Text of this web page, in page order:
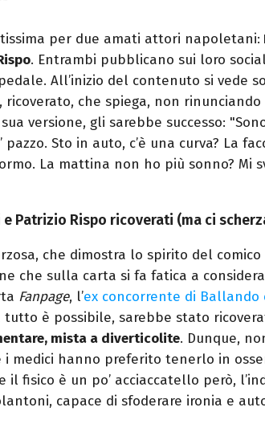
settimanali, siti e agenzie,
per due amati attori napoletani:
. Entrambi pubblicano sui loro
All’inizio del contenuto si vede
che spiega, non
versione, gli sarebbe successo:
pazzo. Sto in auto, c’è una curva? La
La mattina non ho più sonno? Mi
Patrizio Rispo ricoverati (ma ci
che dimostra lo spirito del
che sulla carta si fa fatica a
Fanpage, l’ex concorrente di Ballando
tutto è possibile, sarebbe stato
mista a diverticolite. Dunque,
i medici hanno preferito tenerlo in
il fisico è un po’ acciaccatello però,
capace di sfoderare ironia e